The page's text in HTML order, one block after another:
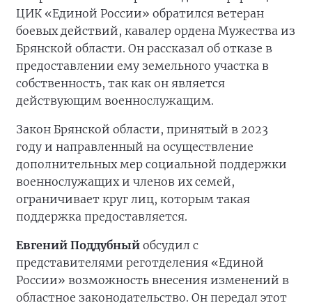
ЦИК «Единой России» обратился ветеран
боевых действий, кавалер ордена Мужества из
Брянской области. Он рассказал об отказе в
предоставлении ему земельного участка в
собственность, так как он является
действующим военнослужащим.
Закон Брянской области, принятый в 2023
году и направленный на осуществление
дополнительных мер социальной поддержки
военнослужащих и членов их семей,
ограничивает круг лиц, которым такая
поддержка предоставляется.
Евгений Поддубный обсудил с
представителями реготделения «Единой
России» возможность внесения изменений в
областное законодательство. Он передал этот